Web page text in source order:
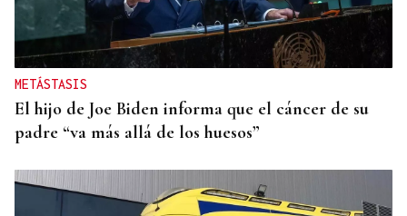
METÁSTASIS
El hijo de Joe Biden informa que el cáncer de su
padre “va más allá de los huesos”